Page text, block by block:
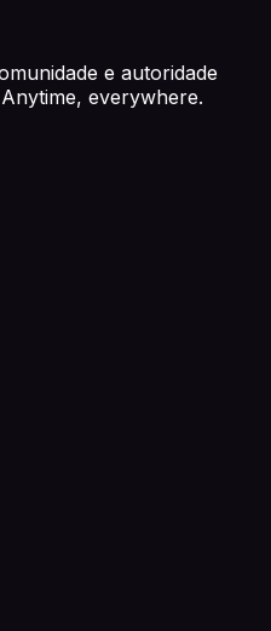
e autoridade
everywhere.